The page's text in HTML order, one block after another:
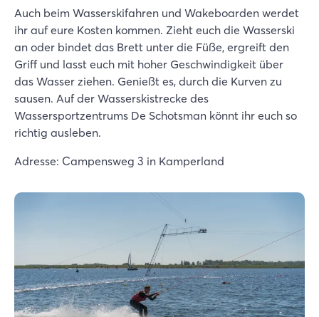
Auch beim Wasserskifahren und Wakeboarden werdet
ihr auf eure Kosten kommen. Zieht euch die Wasserski
an oder bindet das Brett unter die Füße, ergreift den
Griff und lasst euch mit hoher Geschwindigkeit über
das Wasser ziehen. Genießt es, durch die Kurven zu
sausen. Auf der Wasserskistrecke des
Wassersportzentrums De Schotsman könnt ihr euch so
richtig ausleben.
Adresse: Campensweg 3 in Kamperland